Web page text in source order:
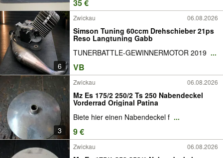
35 €
6
Zwickau 06.08.2026
Simson Tuning 60ccm Drehschieber 21ps
Reso Langtuning Gabb
TUNERBATTLE-GEWINNERMOTOR 2019 ...
VB
3
Zwickau 06.08.2026
Mz Es 175/2 250/2 Ts 250 Nabendeckel
Vorderrad Original Patina
Biete hier einen Nabendeckel f ...
9 €
Zwickau 06.08.2026